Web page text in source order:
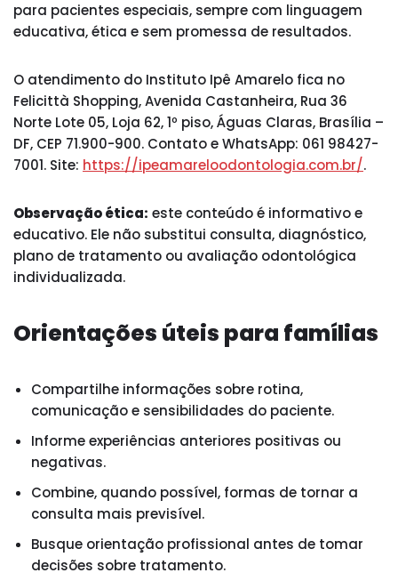
para pacientes especiais, sempre com linguagem
educativa, ética e sem promessa de resultados.
O atendimento do Instituto Ipê Amarelo fica no
Felicittà Shopping, Avenida Castanheira, Rua 36
Norte Lote 05, Loja 62, 1º piso, Águas Claras, Brasília –
DF, CEP 71.900-900. Contato e WhatsApp: 061 98427-
7001. Site: https://ipeamareloodontologia.com.br/.
Observação ética: este conteúdo é informativo e
educativo. Ele não substitui consulta, diagnóstico,
plano de tratamento ou avaliação odontológica
individualizada.
Orientações úteis para famílias
Compartilhe informações sobre rotina,
comunicação e sensibilidades do paciente.
Informe experiências anteriores positivas ou
negativas.
Combine, quando possível, formas de tornar a
consulta mais previsível.
Busque orientação profissional antes de tomar
decisões sobre tratamento.